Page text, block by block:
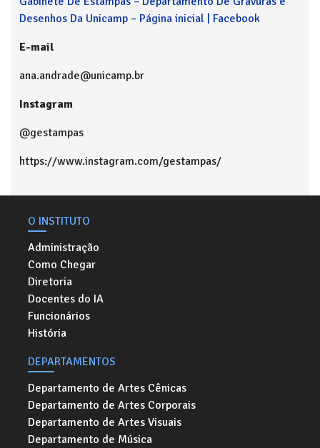
Desenhos Da Unicamp – Página inicial | Facebook
E-mail
ana.andrade@unicamp.br
Instagram
@gestampas
https://www.instagram.com/gestampas/
O INSTITUTO
Administração
Como Chegar
Diretoria
Docentes do IA
Funcionários
História
DEPARTAMENTOS
Departamento de Artes Cênicas
Departamento de Artes Corporais
Departamento de Artes Visuais
Departamento de Música